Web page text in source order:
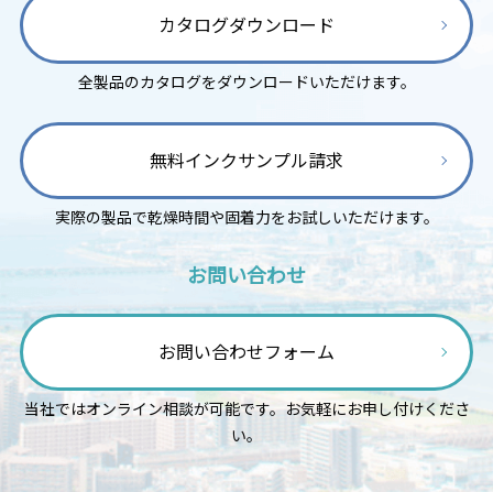
カタログダウンロード
全製品のカタログをダウンロードいただけます。
無料インクサンプル請求
実際の製品で乾燥時間や固着力をお試しいただけます。
お問い合わせ
お問い合わせフォーム
当社ではオンライン相談が可能です。お気軽にお申し付けくださ
い。